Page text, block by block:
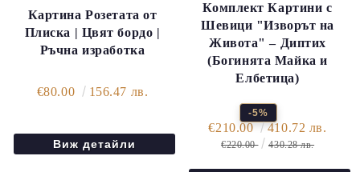
Картина Розетата от
Плиска | Цвят бордо |
Ръчна изработка
€80.00 156.47 лв.
Виж детайли
Комплект Картини с
Шевици "Изворът на
Живота" – Диптих
(Богинята Майка и
Елбетица)
-5%
€210.00 410.72 лв.
€220.00 430.28 лв.